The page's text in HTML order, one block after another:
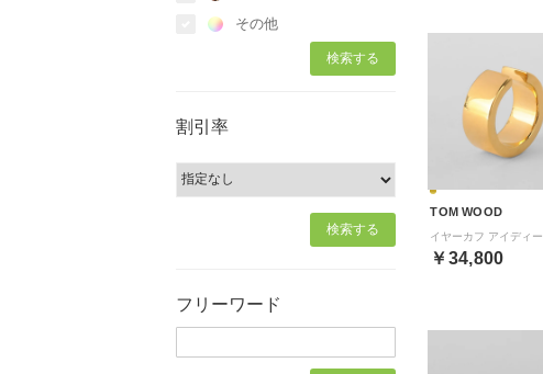
その他
割引率
フリーワード
TOM WOOD
￥34,800